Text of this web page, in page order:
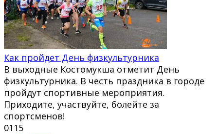
Как пройдет День физкультурника
В выходные Костомукша отметит День
физкультурника. В честь праздника в городе
пройдут спортивные мероприятия.
Приходите, участвуйте, болейте за
спортсменов!
0115